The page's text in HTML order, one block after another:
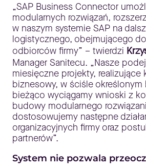
„SAP Business Connector
modularnych rozwiązań,
w naszym systemie SAP na
logistycznego, obejmującego
odbiorców firmy” – twierdzi
Manager Sanitecu. „Nasze
miesięczne projekty, realizujące
biznesowy, w ściśle określonym
bieżąco wyciągamy wnioski z
budowy modularnego
dostosowujemy następne
organizacyjnych firmy oraz
partnerów”.
System nie pozwala